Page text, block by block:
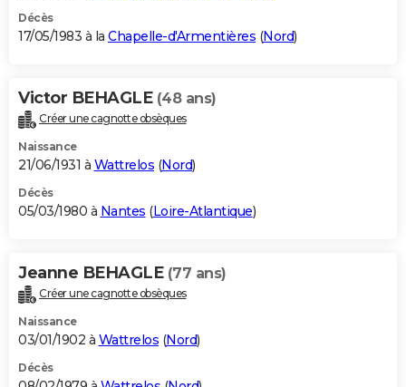
Décès
17/05/1983 à la Chapelle-d'Armentières (Nord)
Victor BEHAGLE (48 ans)
Créer une cagnotte obsèques
Naissance
21/06/1931 à Wattrelos (Nord)
Décès
05/03/1980 à Nantes (Loire-Atlantique)
Jeanne BEHAGLE (77 ans)
Créer une cagnotte obsèques
Naissance
03/01/1902 à Wattrelos (Nord)
Décès